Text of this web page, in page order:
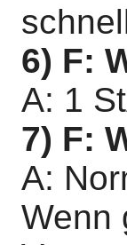
6) F:
A: 1
7) F:
A:
Wenn